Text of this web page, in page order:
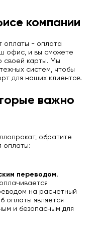
компании
оплаты - оплата
офис, и вы сможете
своей карты. Мы
систем, чтобы
для наших клиентов.
важно
обратите
оплаты:
переводом.
на расчетный
оплаты является
и безопасным для